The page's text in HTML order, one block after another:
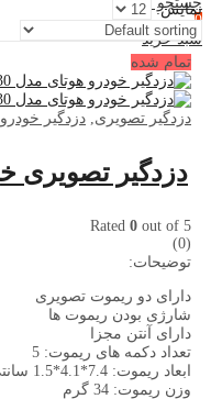
0
سبد خرید
نمایش:
تمام شده
دزدگیر تصویری دزدگیر خودرو
Rated 0 out of 5
(0)
توضیحات:
دارای دو ریموت تصویری
شارژی بودن ریموت ها
دارای آنتن مجزا
تعداد دکمه های ریموت: 5
ابعاد ریموت: 7.4*4.1*1.5 سانتی متر
وزن ریموت: 34 گرم